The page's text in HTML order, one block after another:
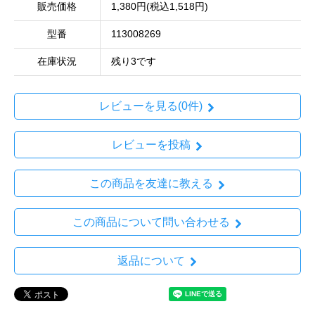
販売価格 1,380円(税込1,518円)
型番 113008269
在庫状況 残り3です
レビューを見る(0件)
レビューを投稿
この商品を友達に教える
この商品について問い合わせる
返品について